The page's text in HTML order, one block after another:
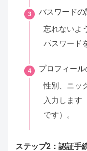
3 パスワードの
忘れないよ
パスワード
4 プロフィール
性別、ニッ
入力します
です）。
ステップ2：認証手